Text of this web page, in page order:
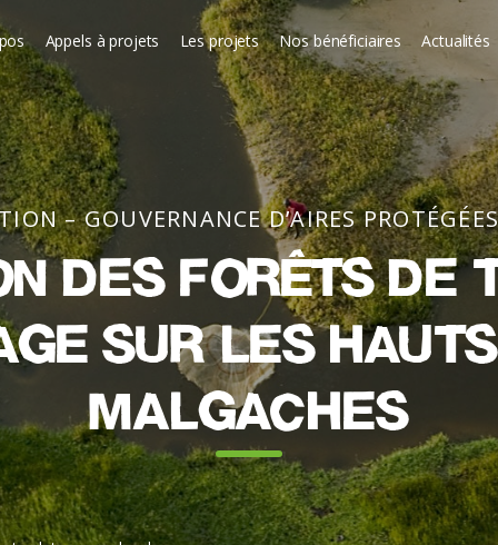
Appels à projets Les projets Nos bénéficiaires Actualités
– GOUVERNANCE D’AIRES
des forêts de
sur les
malgaches